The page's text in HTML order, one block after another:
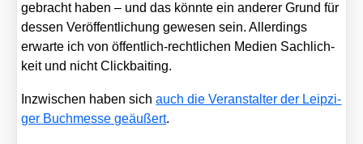
gebracht haben – und das könn­te ein ande­rer Grund für
des­sen Ver­öf­fent­li­chung gewe­sen sein. Aller­dings
erwar­te ich von öffent­lich-recht­li­chen Medi­en Sach­lich­
keit und nicht Click­bai­ting.
Inzwi­schen haben sichauch die Ver­an­stal­ter der Leip­zi­
ger Buch­mes­se geäu­ßert.